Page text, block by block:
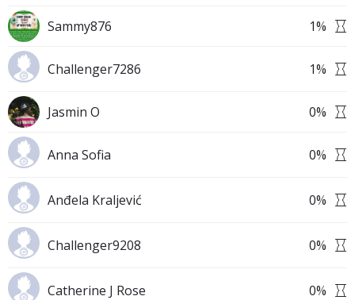
Sammy876 1%
Challenger7286 1%
Jasmin O 0%
Anna Sofia 0%
Anđela Kraljević 0%
Challenger9208 0%
Catherine J Rose 0%